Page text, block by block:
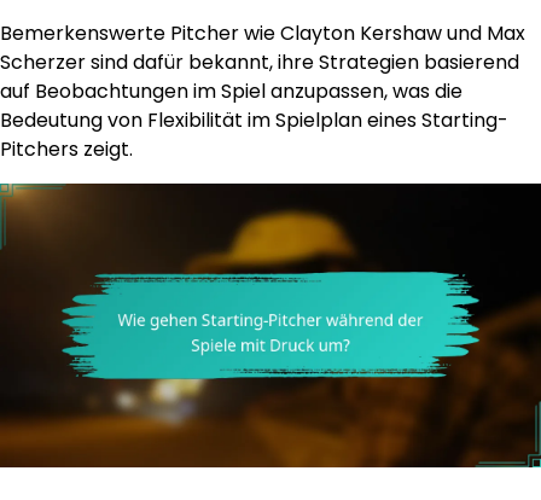
Bemerkenswerte Pitcher wie Clayton Kershaw und Max
Scherzer sind dafür bekannt, ihre Strategien basierend
auf Beobachtungen im Spiel anzupassen, was die
Bedeutung von Flexibilität im Spielplan eines Starting-
Pitchers zeigt.